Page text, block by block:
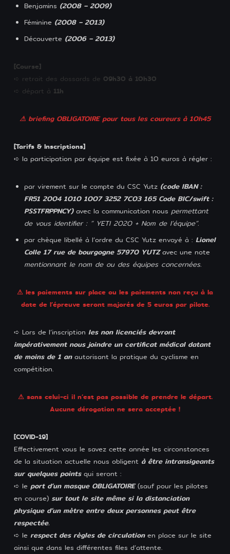
Benjamins (2008 – 2009)
Féminine (2008 – 2013)
Découverte (2006 – 2013)
[Course]
➪ retrait des dossards de 09h30 à 10h30
➪ départ à 11h
⚠ briefing OBLIGATOIRE pour tous les coureurs à 10h45
[Tarifs & Inscriptions]
➪ la participation par équipe est fixée à 10 euros à régler :
par virement sur le compte du CSC Yutz (code IBAN :
FR51 2004 1010 1007 3252 7C03 165 Code BIC/swift :
PSSTFRPPNCY) avec la communication nous permettant
de vous identifier : ” YETI 2020 + Nom de l’équipe”.
par chèque libellé à l’ordre du CSC Yutz envoyé à : Lionel
Colle 17 rue de bourgogne 57970 YUTZavec une note
mentionnant le nom de ou des équipes concernées.
⚠ les paiements sur place ou les paiements non reçu à la
date de l’épreuve seront majorés de 5 euros par pilote.
➪ Lors de l’inscription les non licenciés devront
impérativement nous joindre un certificat médical datant
de moins de 1 an autorisant la pratique du cyclisme en
compétition.
⚠ sans celui-ci il n’est pas possible de prendre le départ.
Aucune dérogation ne sera acceptée !
[COVID-19]
Effectivement vous le savez cette année les circonstances
de la situation actuelle nous obligent à être intransigeants
sur quelques pointsqui seront :
➪ le port d’un masque OBLIGATOIRE(sauf pour les pilotes
en course)sur tout le site même si la distanciation
physique d’un mètre entre deux personnes peut être
respectée.
➪ le respect des règles de circulation en place sur le site
ainsi que dans les différentes files d’attente.